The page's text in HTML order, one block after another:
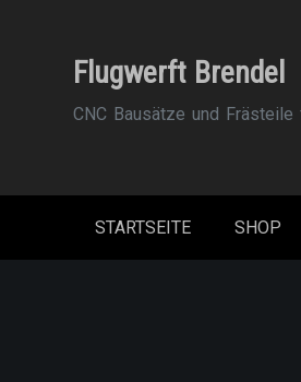
Flugwerft Brendel
CNC Bausätze und
STARTSEITE SHOP